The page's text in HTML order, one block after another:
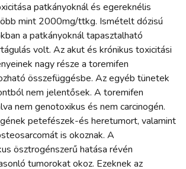
patkányoknál és egereknélis
mint 2000mg/ttkg. Ismételt dózisú
a patkányoknál tapasztalható
volt. Az akut és krónikus toxicitási
nagy része a toremifen
összefüggésbe. Az egyéb tünetek
nem jelentősek. A toremifen
nem genotoxikus és nem carcinogén.
petefészek-és heretumort, valamint
is okoznak. A
ösztrogénszerű hatása révén
tumorokat okoz. Ezeknek az